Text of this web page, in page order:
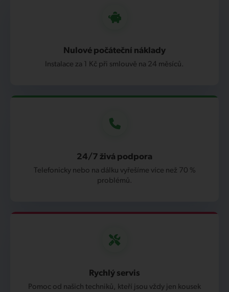
Nulové počáteční náklady
Instalace za 1 Kč při smlouvě na 24 měsíců.
24/7 živá podpora
Telefonicky nebo na dálku vyřešíme více než 70 %
problémů.
Rychlý servis
Pomoc od našich techniků, kteří jsou vždy jen kousek